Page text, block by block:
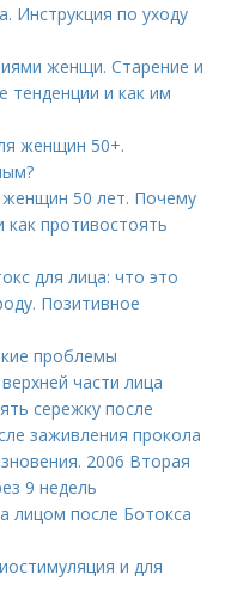
Инструкция по уходу
женщи. Старение и
и как им
женщин 50+.
50 лет. Почему
противостоять
для лица: что это
Позитивное
проблемы
части лица
сережку после
заживления прокола
2006 Вторая
9 недель
лицом после Ботокса
и для